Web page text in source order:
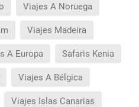
Viajes A Noruega
Viajes Madeira
A Europa Safaris Kenia
Viajes A Bélgica
Viajes Islas Canarias